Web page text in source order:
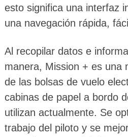
esto significa una interfaz
una navegación rápida,
Al recopilar datos e
manera, Mission + es una
de las bolsas de vuelo
cabinas de papel a bordo
utilizan actualmente. Se
trabajo del piloto y se